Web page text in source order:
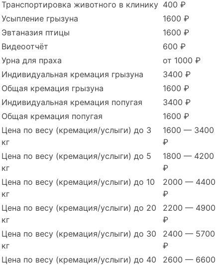
Транспортировка животного в клинику 400 ₽
Усыпление грызуна
1600 ₽
Эвтаназия птицы
1600 ₽
Видеоотчёт
600 ₽
Урна для праха
от 1000 ₽
Индивидуальная кремация грызуна
3400 ₽
Общая кремация грызуна
1600 ₽
Индивидуальная кремация попугая
3400 ₽
Общая кремация попугая
1600 ₽
Цена по весу (кремация/услыги) до 3
кг
1600 — 3400
₽
Цена по весу (кремация/услыги) до 5
кг
1800 — 4200
₽
Цена по весу (кремация/услыги) до 10
кг
2000 — 4400
₽
Цена по весу (кремация/услыги) до 20
кг
2200 — 4900
₽
Цена по весу (кремация/услыги) до 30
кг
2400 — 5700
₽
Цена по весу (кремация/услыги) до 40
2600 — 6600